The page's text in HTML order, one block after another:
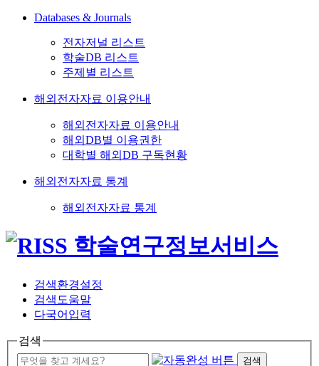
Databases & Journals
전자저널 리스트
학술DB 리스트
주제별 리스트
해외전자자료 이용안내
해외전자자료 이용안내
해외DB별 이용권한
대학별 해외DB 구독현황
해외전자자료 통계
해외전자자료 통계
검색환경설정
검색도움말
다국어입력
검색
검색